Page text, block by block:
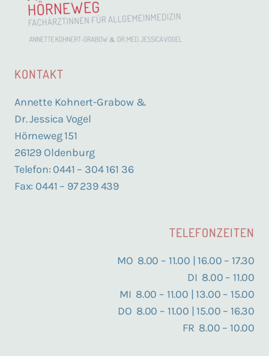
KONTAKT
Annet­te Kohnert-Grabow &
Dr. Jes­si­ca Vogel
Hör­ne­weg 151
26129 Oldenburg
Tele­fon: 0441 – 304 161 36
Fax: 0441 – 97 239 439
TELEFONZEITEN
MO 8.00 – 11.00 | 16.00 – 17.30
DI 8.00 – 11.00
MI 8.00 – 11.00 | 13.00 – 15.00
DO 8.00 – 11.00 | 15.00 – 16.30
FR 8.00 – 10.00